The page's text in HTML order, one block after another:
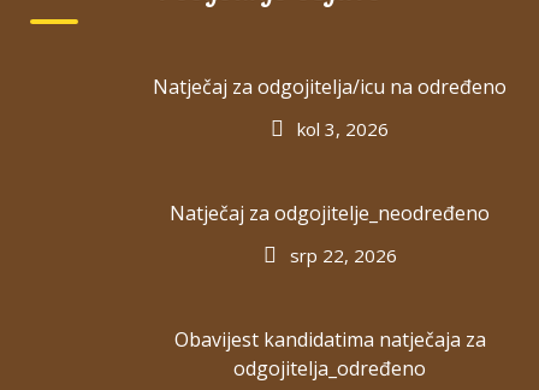
Prirodnom učenju
ZADNJE OBJAVE
Natječaj za odgojitelja/icu na određeno
kol 3, 2026
Natječaj za odgojitelje_neodređeno
srp 22, 2026
Obavijest kandidatima natječaja za
odgojitelja_određeno